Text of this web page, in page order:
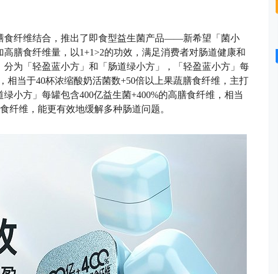
食纤维结合，推出了即食型益生菌产品——新希望「菌小
膳食纤维量，以1+1>2的功效，满足消费者对肠道健康和
为「轻盈蓝小方」和「肠道绿小方」，「轻盈蓝小方」每
相当于40杯浓缩酸奶活菌数+50倍以上果蔬膳食纤维，主打
小方」每罐包含400亿益生菌+400%的高膳食纤维，相当
纤维，能更有效地缓解多种肠道问题。